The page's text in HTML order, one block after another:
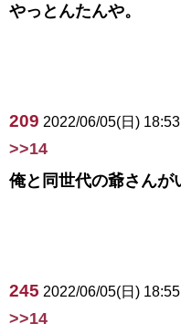
やっとんたんや。
209 2022/06/05(日)
>>14
俺と同世代の爺さん
245 2022/06/05(日)
>>14